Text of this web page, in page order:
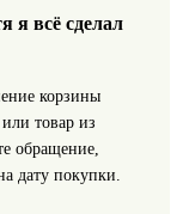
я всё сделал
корзины
товар из
обращение,
дату покупки.